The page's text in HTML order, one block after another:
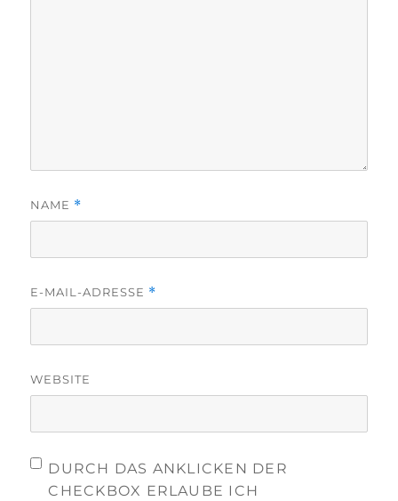
NAME *
E-MAIL-ADRESSE *
WEBSITE
DURCH DAS ANKLICKEN DER
CHECKBOX ERLAUBE ICH